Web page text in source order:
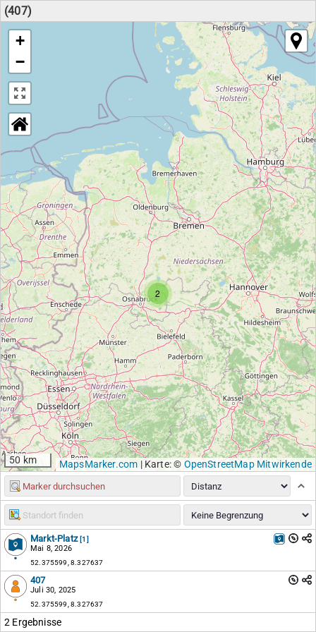
(407)
2
+
−
50 km MapsMarker.com |Karte: © OpenStreetMap Mitwirkende
Markt-Platz [1]
Mai 8, 2026
52.375599, 8.327637
407
Juli 30, 2025
52.375599, 8.327637
2 Ergebnisse